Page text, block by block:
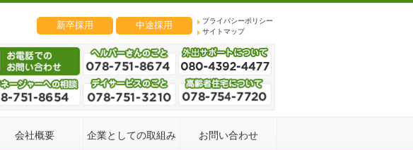
プライバシーポリシー
サイトマップ
新卒採用 中途採用
会社概要 企業としての取組み お問い合わせ